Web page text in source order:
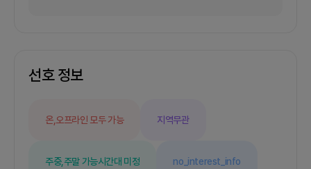
선호 정보
온,오프라인 모두 가능 지역무관
주중,주말 가능시간대 미정 no_interest_info